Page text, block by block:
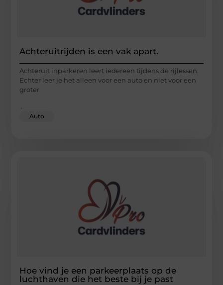
Achteruitrijden is een vak apart.
Achteruit inparkeren leert iedereen tijdens de rijlessen.
Echter leer je het alleen voor een auto en niet voor een
groter
Auto
Hoe vind je een parkeerplaats op de
luchthaven die het beste bij je past